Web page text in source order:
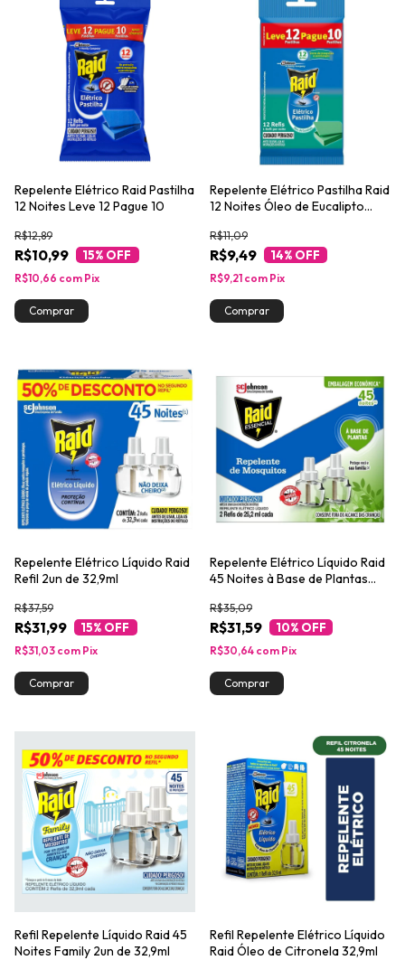
Repelente Elétrico Raid Pastilha
12 Noites Leve 12 Pague 10
R$10,99
R$12,89
15% OFF
R$10,66 com Pix
Repelente Elétrico Pastilha Raid
12 Noites Óleo de Eucalipto
R$9,49
R$11,09
14% OFF
R$9,21 com Pix
Repelente Elétrico Líquido Raid
Refil 2un de 32,9ml
R$31,99
R$37,59
15% OFF
R$31,03 com Pix
Repelente Elétrico Líquido Raid
45 Noites à Base de Plantas
25,2ml Cada Refil Embalagem
Econômica
R$31,59
R$35,09
10% OFF
R$30,64 com Pix
Refil Repelente Líquido Raid 45
Noites Family 2un de 32,9ml
Refil Repelente Elétrico Líquido
Raid Óleo de Citronela 32,9ml